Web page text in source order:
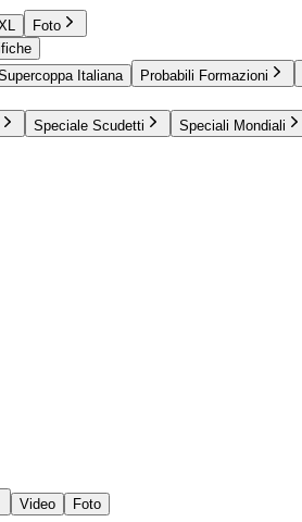
Foto
Italiana Probabili Formazioni
Speciale Scudetti Speciali Mondiali
Video Foto